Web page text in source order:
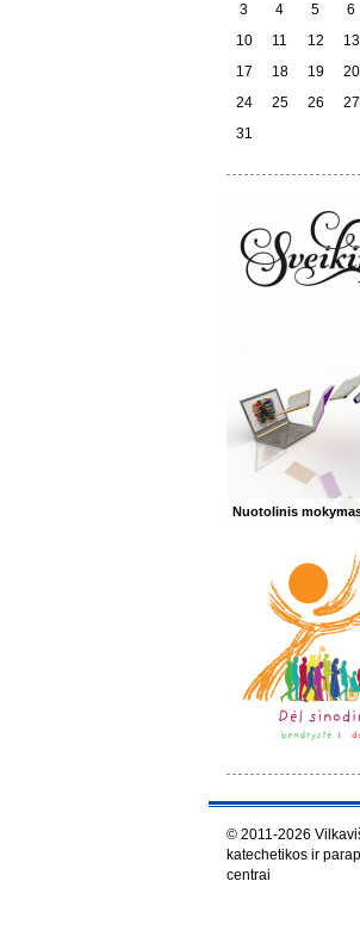
3
4 5 6
10
11 12 13
17
18 19 20
24
25 26 27
31
Nuotolinis
© 2011-2026
katechetikos ir
centrai